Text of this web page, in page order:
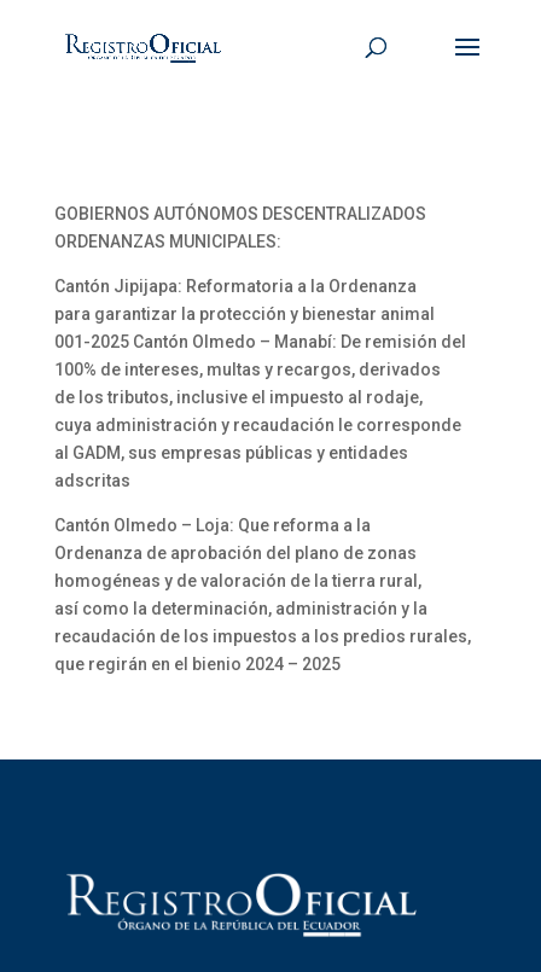
GOBIERNOS AUTÓNOMOS DESCENTRALIZADOS
ORDENANZAS MUNICIPALES:
Cantón Jipijapa: Reformatoria a la Ordenanza
para garantizar la protección y bienestar animal
001-2025 Cantón Olmedo – Manabí: De remisión del
100% de intereses, multas y recargos, derivados
de los tributos, inclusive el impuesto al rodaje,
cuya administración y recaudación le corresponde
al GADM, sus empresas públicas y entidades
adscritas
Cantón Olmedo – Loja: Que reforma a la
Ordenanza de aprobación del plano de zonas
homogéneas y de valoración de la tierra rural,
así como la determinación, administración y la
recaudación de los impuestos a los predios rurales,
que regirán en el bienio 2024 – 2025